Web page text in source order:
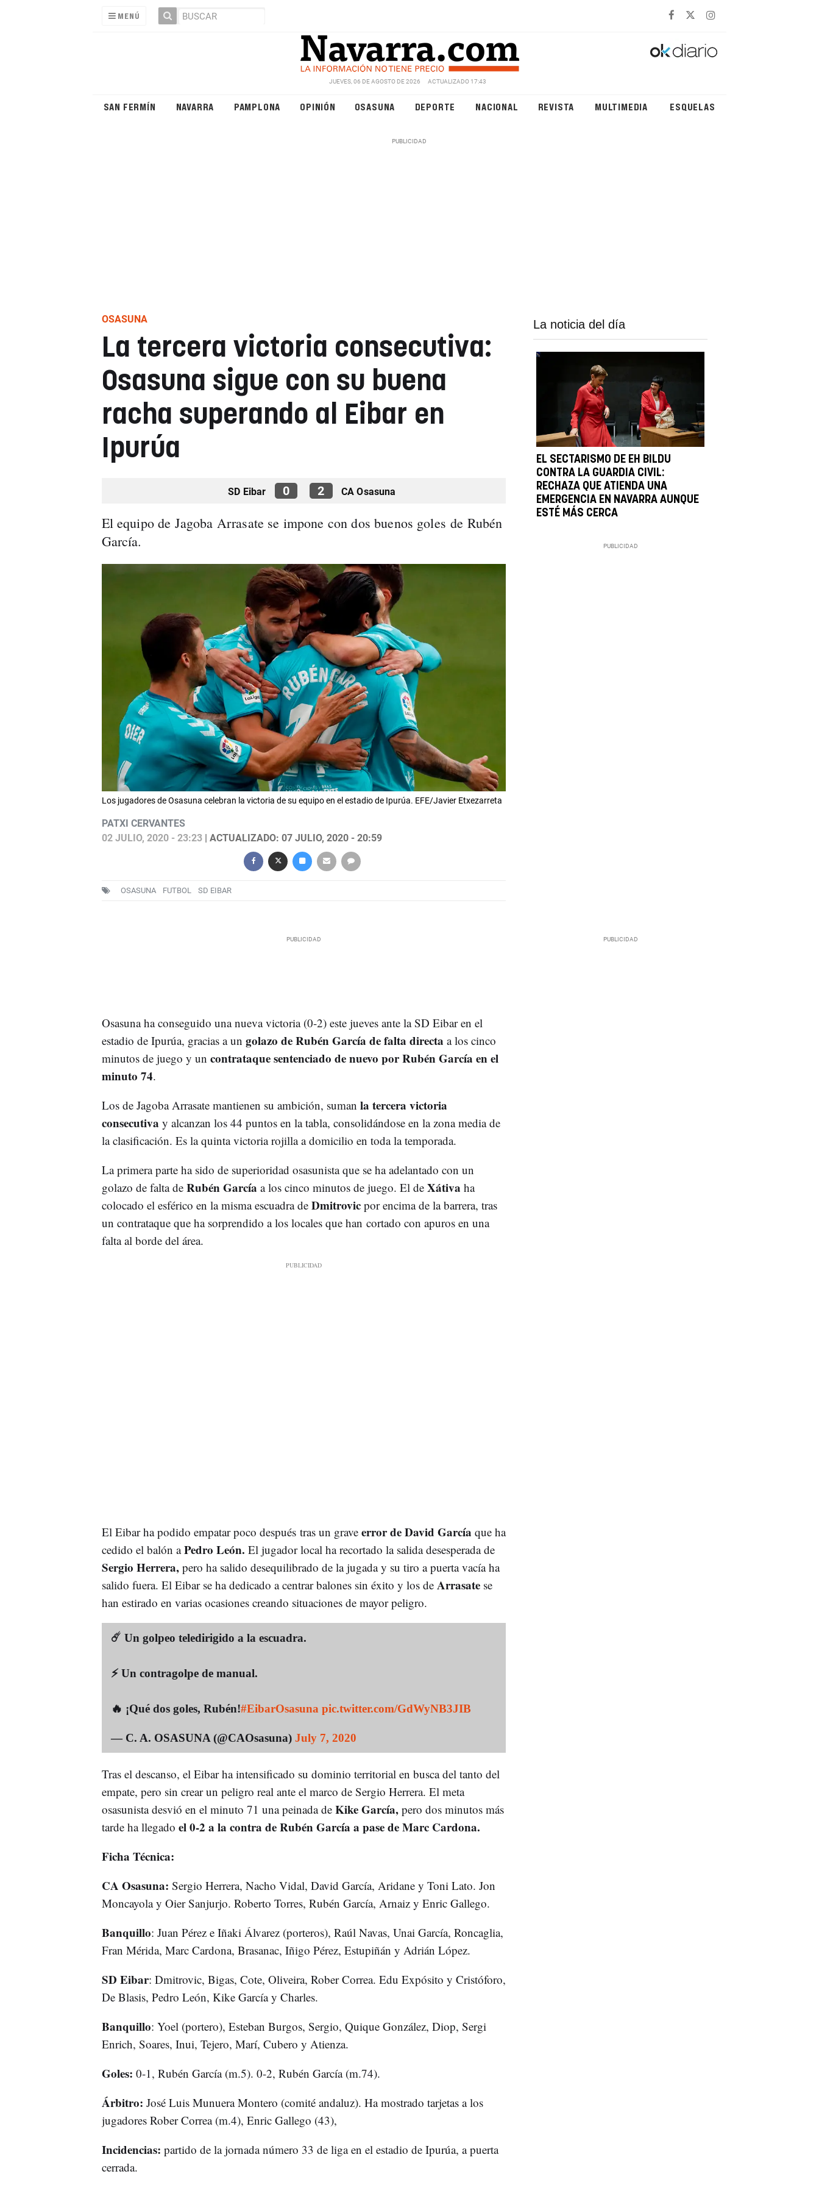
MENÚ
JUEVES, 06 DE AGOSTO DE 2026 ACTUALIZADO 17:43
SAN FERMÍN NAVARRA PAMPLONA OPINIÓN OSASUNA DEPORTE NACIONAL REVISTA MULTIMEDIA ESQUELAS
OSASUNA
La tercera victoria consecutiva:
Osasuna sigue con su buena
racha superando al Eibar en
Ipurúa
SD Eibar 0 2 CA Osasuna
El equipo de Jagoba Arrasate se impone con dos buenos goles de Rubén
García.
Los jugadores de Osasuna celebran la victoria de su equipo en el estadio de Ipurúa. EFE/Javier Etxezarreta
PATXI CERVANTES
02 JULIO, 2020 - 23:23| ACTUALIZADO: 07 JULIO, 2020 - 20:59
OSASUNA FUTBOL SD EIBAR
La noticia del día
EL SECTARISMO DE EH BILDU
CONTRA LA GUARDIA CIVIL:
RECHAZA QUE ATIENDA UNA
EMERGENCIA EN NAVARRA AUNQUE
ESTÉ MÁS CERCA
Osasuna ha conseguido una nueva victoria (0-2) este jueves ante la SD Eibar en el
estadio de Ipurúa, gracias a un golazo de Rubén García de falta directa a los cinco
minutos de juego y un contrataque sentenciado de nuevo por Rubén García en el
minuto 74.
Los de Jagoba Arrasate mantienen su ambición, suman la tercera victoria
consecutiva y alcanzan los 44 puntos en la tabla, consolidándose en la zona media de
la clasificación. Es la quinta victoria rojilla a domicilio en toda la temporada.
La primera parte ha sido de superioridad osasunista que se ha adelantado con un
golazo de falta deRubén García a los cinco minutos de juego. El deXátiva ha
colocado el esférico en la misma escuadra deDmitrovicpor encima de la barrera, tras
un contrataque que ha sorprendido a los locales que han cortado con apuros en una
falta al borde del área.
El Eibar ha podido empatar poco después tras un graveerror de David García que ha
cedido el balón aPedro León. El jugador local ha recortado la salida desesperada de
Sergio Herrera, pero ha salido desequilibrado de la jugada y su tiro a puerta vacía ha
salido fuera. El Eibar se ha dedicado a centrar balones sin éxito y los de Arrasate se
han estirado en varias ocasiones creando situaciones de mayor peligro.
☄️ Un golpeo teledirigido a la escuadra.
⚡️ Un contragolpe de manual.
🔥 ¡Qué dos goles, Rubén!#EibarOsasuna pic.twitter.com/GdWyNB3JIB
— C. A. OSASUNA (@CAOsasuna) July 7, 2020
Tras el descanso, el Eibar ha intensificado su dominio territorial en busca del tanto del
empate, pero sin crear un peligro real ante el marco de Sergio Herrera. El meta
osasunista desvió en el minuto 71 una peinada deKike García,pero dos minutos más
tarde ha llegado el 0-2 a la contra de Rubén García a pase de Marc Cardona.
Ficha Técnica:
CA Osasuna: Sergio Herrera, Nacho Vidal, David García, Aridane y Toni Lato. Jon
Moncayola y Oier Sanjurjo. Roberto Torres, Rubén García, Arnaiz y Enric Gallego.
Banquillo: Juan Pérez e Iñaki Álvarez (porteros), Raúl Navas, Unai García, Roncaglia,
Fran Mérida, Marc Cardona, Brasanac, Iñigo Pérez, Estupiñán y Adrián López.
SD Eibar: Dmitrovic, Bigas, Cote, Oliveira, Rober Correa. Edu Expósito y Cristóforo,
De Blasis, Pedro León, Kike García y Charles.
Banquillo: Yoel (portero), Esteban Burgos, Sergio, Quique González, Diop, Sergi
Enrich, Soares, Inui, Tejero, Marí, Cubero y Atienza.
Goles: 0-1, Rubén García (m.5). 0-2, Rubén García (m.74).
Árbitro: José Luis Munuera Montero (comité andaluz). Ha mostrado tarjetas a los
jugadores Rober Correa (m.4), Enric Gallego (43),
Incidencias: partido de la jornada número 33 de liga en el estadio de Ipurúa, a puerta
cerrada.